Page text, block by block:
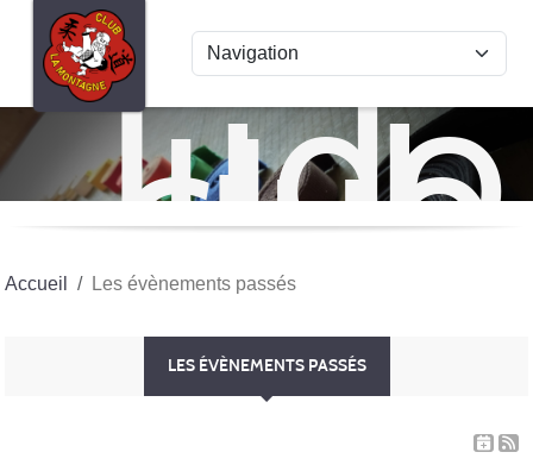
Judo
club
La
Accueil Les évènements passés
LES ÉVÈNEMENTS PASSÉS
Panneau de gestion des cookies